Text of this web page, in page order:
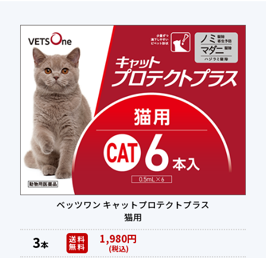
ベッツワン キャットプロテクトプラス
猫用
3本 送料
無料
1,980円
(税込)